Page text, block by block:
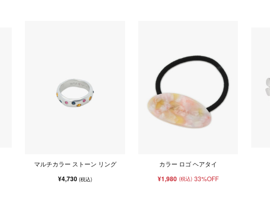
マルチカラー ストーン リング
¥4,730(税込)
カラー ロゴ ヘアタイ
¥1,980 (税込) 33%OFF